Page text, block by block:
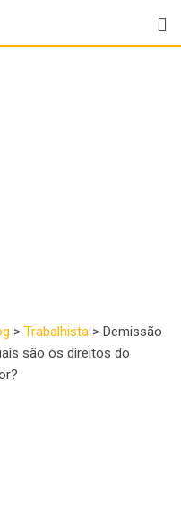
> Trabalhista > Demissão
são os direitos do